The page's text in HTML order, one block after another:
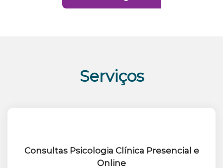
Serviços
Consultas Psicologia Clínica Presencial e
Online